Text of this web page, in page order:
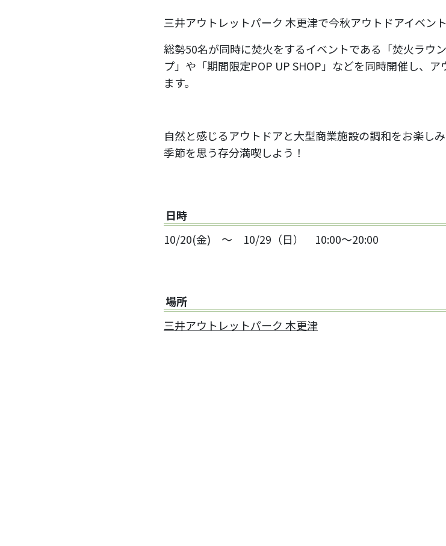
三井アウトレットパーク 木更津で今秋アウトドアイベン
総勢50名が同時に焚火をするイベントである「焚火ラウ
プ」や「期間限定POP UP SHOP」などを同時開催し、
ます。
自然と感じるアウトドアと大型商業施設の調和をお楽し
季節を思う存分満喫しよう！
日時
10/20(金) ～ 10/29（日） 10:00～20:00
場所
三井アウトレットパーク 木更津